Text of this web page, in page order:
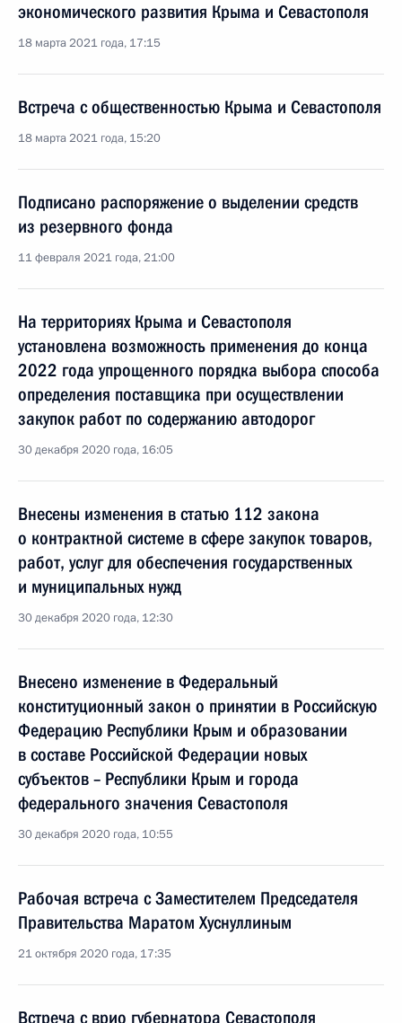
экономического развития Крыма и Севастополя
18 марта 2021 года, 17:15
Встреча с общественностью Крыма и Севастополя
18 марта 2021 года, 15:20
Подписано распоряжение о выделении средств
из резервного фонда
11 февраля 2021 года, 21:00
На территориях Крыма и Севастополя
установлена возможность применения до конца
2022 года упрощенного порядка выбора способа
определения поставщика при осуществлении
закупок работ по содержанию автодорог
30 декабря 2020 года, 16:05
Внесены изменения в статью 112 закона
о контрактной системе в сфере закупок товаров,
работ, услуг для обеспечения государственных
и муниципальных нужд
30 декабря 2020 года, 12:30
Внесено изменение в Федеральный
конституционный закон о принятии в Российскую
Федерацию Республики Крым и образовании
в составе Российской Федерации новых
субъектов – Республики Крым и города
федерального значения Севастополя
30 декабря 2020 года, 10:55
Рабочая встреча с Заместителем Председателя
Правительства Маратом Хуснуллиным
21 октября 2020 года, 17:35
Встреча с врио губернатора Севастополя